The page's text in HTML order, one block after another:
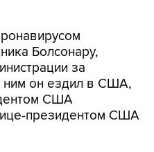
Болсонару,
за
ним он ездил в США,
США
президентом США